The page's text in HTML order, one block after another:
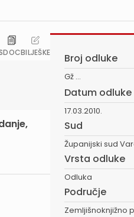
DOCBILJEŠKE Broj odluke
Gž ...
Datum odluke
17.03.2010.
Sud
Županijski sud
Vrsta odluke
Odluka
Područje
Zemljišnoknjižno